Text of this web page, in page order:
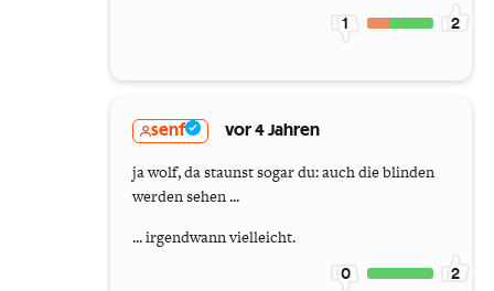
1 2
senf vor 4 Jahren
ja wolf, da staunst sogar du: auch die blinden
werden sehen ...
... irgendwann vielleicht.
0 2